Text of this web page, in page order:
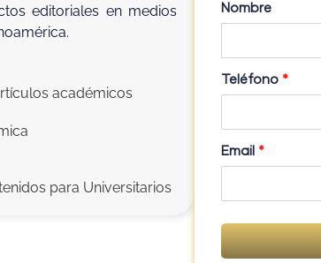
editoriales en medios
académicos
para Universitarios
Nombre
Teléfono *
Email *